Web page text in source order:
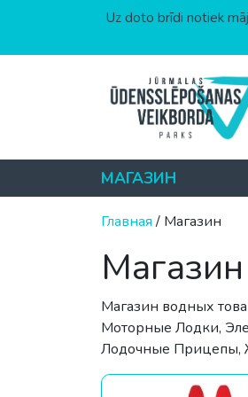
Uz doto brīdi notiek
МАГАЗИН
Главная/ Магазин
Магазин
Магазин водных
Моторные Лодки,
Лодочные Прицепы,